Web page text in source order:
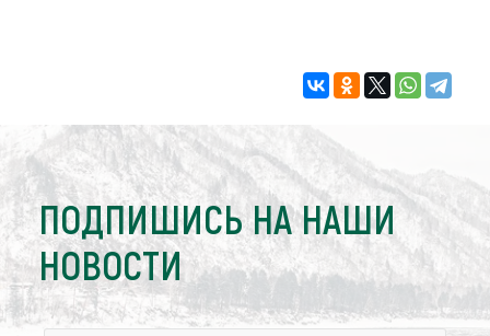
ПОДПИШИСЬ НА НАШИ
НОВОСТИ